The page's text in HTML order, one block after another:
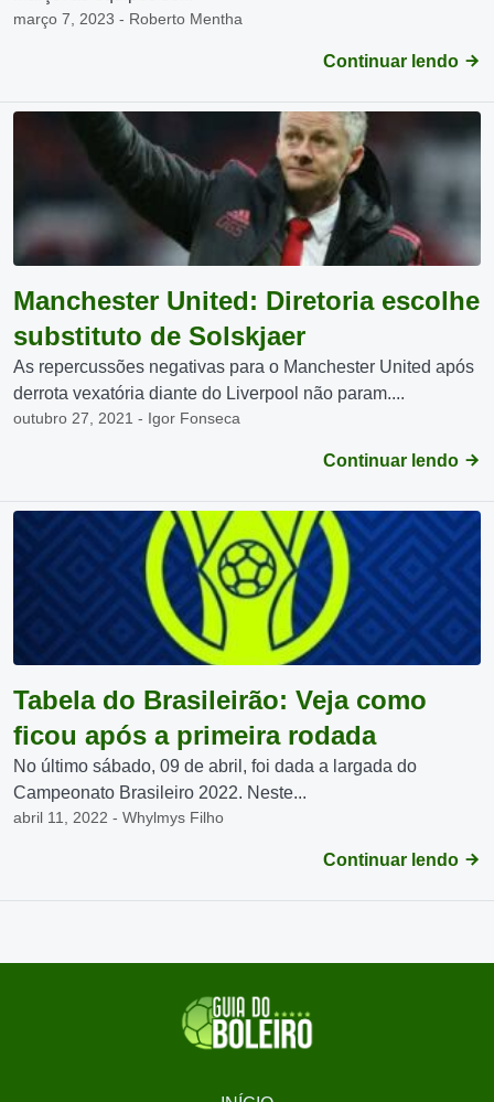
março 7, 2023 - Roberto Mentha
Continuar lendo
Manchester United: Diretoria escolhe
substituto de Solskjaer
As repercussões negativas para o Manchester United após
derrota vexatória diante do Liverpool não param....
outubro 27, 2021 - Igor Fonseca
Continuar lendo
Tabela do Brasileirão: Veja como
ficou após a primeira rodada
No último sábado, 09 de abril, foi dada a largada do
Campeonato Brasileiro 2022. Neste...
abril 11, 2022 - Whylmys Filho
Continuar lendo